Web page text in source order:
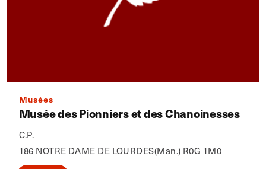
Musées
Musée des Pionniers et des Chanoinesses
C.P.
186 NOTRE DAME DE LOURDES(Man.) R0G 1M0